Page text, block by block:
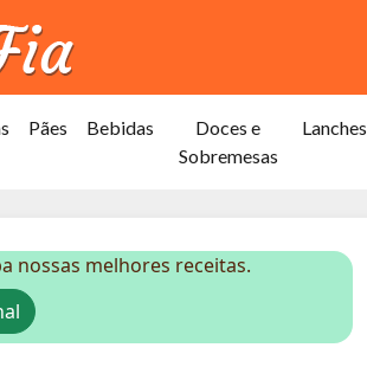
Pães Bebidas
Doces e
Sobremesas
Lanches
nossas melhores receitas.